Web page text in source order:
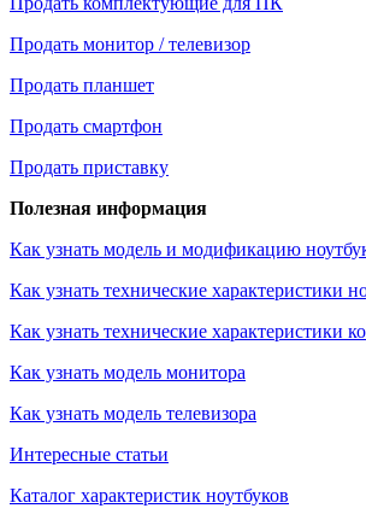
Продать монитор / телевизор
Продать планшет
Продать смартфон
Продать приставку
Полезная информация
Как узнать модель и модификацию
Как узнать технические характеристики
Как узнать технические характеристики
Как узнать модель монитора
Как узнать модель телевизора
Интересные статьи
Каталог характеристик ноутбуков